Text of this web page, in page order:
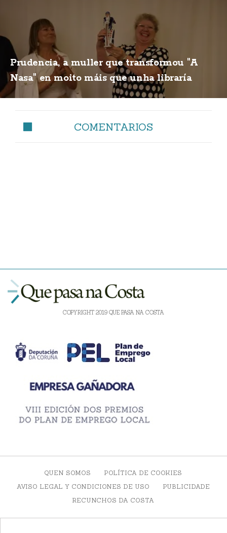
Prudencia, a muller que transformou "A
Nasa" en moito máis que unha libraría
COMENTARIOS
COPYRIGHT 2019 QUE PASA NA COSTA
QUEN SOMOS
POLÍTICA DE COOKIES
AVISO LEGAL Y CONDICIONES DE USO
PUBLICIDADE
RECUNCHOS DA COSTA